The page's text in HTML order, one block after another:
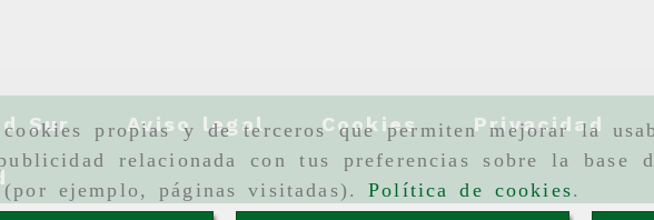
propias y de terceros que permiten mejorar la
relacionada con tus preferencias sobre la
(por ejemplo, páginas visitadas).Política de cookies.
Sur Aviso legal Cookies Privacidad